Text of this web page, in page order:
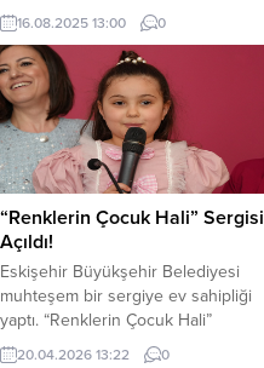
ücretsiz kanser taramaları için SMS
ile bilgilendirme dönemini başlattı.
Bu kapsamda, vatandaşlara kanser
tarama programları hakkında
bilgilendirme mesajları
gönderilecek. Program, meme,
kolorektal, rahim ağzı ve akciğer
kanseri taramalarını içeriyor ve
belirlenen yaş gruplarına özel
testler ücretsiz olarak sunuluyor.
Kimler Taramadan Yararlanabilecek?
YAZI ARASI...
16.08.2025 13:00 0
“Renklerin Çocuk Hali” Sergisi
Açıldı!
Eskişehir Büyükşehir Belediyesi
muhteşem bir sergiye ev sahipliği
yaptı. “Renklerin Çocuk Hali”
sergisi, “Boyalı Parmaklar Çocuk
20.04.2026 13:22 0